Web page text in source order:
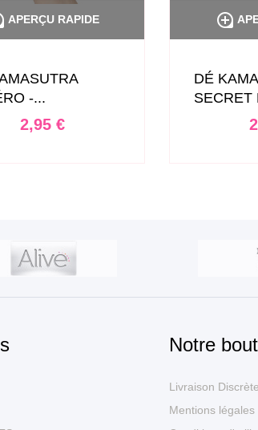
APERÇU RAPIDE
-...
Prix
2,95 €

DÉ
SECRET
Notre
Livraison
Mentions légales